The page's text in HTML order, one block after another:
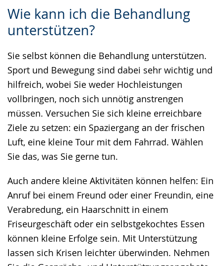
Wie kann ich die Behandlung
unterstützen?
Sie selbst können die Behandlung unterstützen.
Sport und Bewegung sind dabei sehr wichtig und
hilfreich, wobei Sie weder Hochleistungen
vollbringen, noch sich unnötig anstrengen
müssen. Versuchen Sie sich kleine erreichbare
Ziele zu setzen: ein Spaziergang an der frischen
Luft, eine kleine Tour mit dem Fahrrad. Wählen
Sie das, was Sie gerne tun.
Auch andere kleine Aktivitäten können helfen: Ein
Anruf bei einem Freund oder einer Freundin, eine
Verabredung, ein Haarschnitt in einem
Friseurgeschäft oder ein selbstgekochtes Essen
können kleine Erfolge sein. Mit Unterstützung
lassen sich Krisen leichter überwinden. Nehmen
Leichten
Sprache
Audio-
Unterstützung.
Video
in
Gebärdensprache
wird
angezeigt.